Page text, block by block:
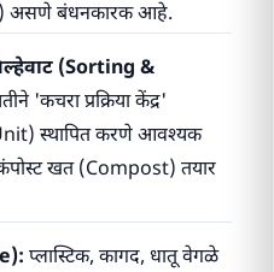
असणे बंधनकारक आहे.
(Sorting &
'कचरा प्रक्रिया केंद्र'
स्थापित करणे आवश्यक
खत (Compost) तयार
प्लास्टिक, कागद, धातू वेगळे